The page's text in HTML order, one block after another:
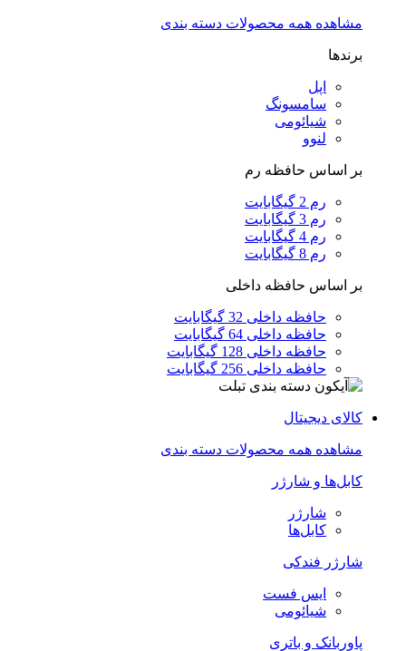
مشاهده همه محصولات دسته بندی
برندها
اپل
سامسونگ
شیائومی
لنوو
بر اساس حافظه رم
رم 2 گیگابایت
رم 3 گیگابایت
رم 4 گیگابایت
رم 8 گیگابایت
بر اساس حافظه داخلی
حافظه داخلی 32 گیگابایت
حافظه داخلی 64 گیگابایت
حافظه داخلی 128 گیگابایت
حافظه داخلی 256 گیگابایت
کالای دیجیتال
مشاهده همه محصولات دسته بندی
کابل‌ها و شارژر
شارژر
کابل‌ها
شارژر فندکی
ایس فست
شیائومی
پاوربانک و باتری